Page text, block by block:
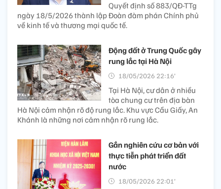
Quyết định số 883/QĐ-TTg
ngày 18/5/2026 thành lập Đoàn đàm phán Chính phủ
về kinh tế và thương mại quốc tế.
Động đất ở Trung Quốc gây
rung lắc tại Hà Nội
18/05/2026 22:16’
Tại Hà Nội, cư dân ở nhiều
tòa chung cư trên địa bàn
Hà Nội cảm nhận rõ độ rung lắc. Khu vực Cầu Giấy, An
Khánh là những nơi cảm nhận rõ rung lắc.
Gắn nghiên cứu cơ bản với
thực tiễn phát triển đất
nước
18/05/2026 22:01’